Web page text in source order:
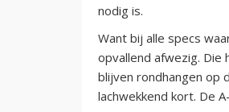
nodig is.
Want bij alle specs
opvallend afwezig.
blijven rondhangen op
lachwekkend kort. De